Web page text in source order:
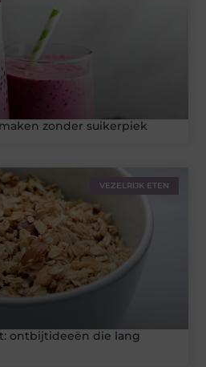
zonder suikerpiek
VEZELRIJK ETEN
ontbijtideeën die lang